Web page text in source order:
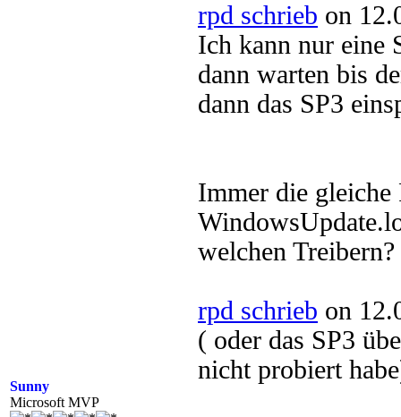
Sunny
Microsoft MVP
rpd schrieb on
Ich kann nur eine
dann warten bis
dann das SP3
Immer die gleiche
welchen Treibern?
rpd schrieb on
( oder das SP3
nicht probiert